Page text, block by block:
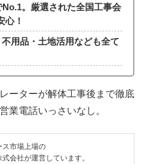
。厳選された全国工事会
心！
用品・土地活用なども全て
ーターが解体工事後まで徹底
業電話いっさいなし。
ス市場上場の
会社が運営しています。